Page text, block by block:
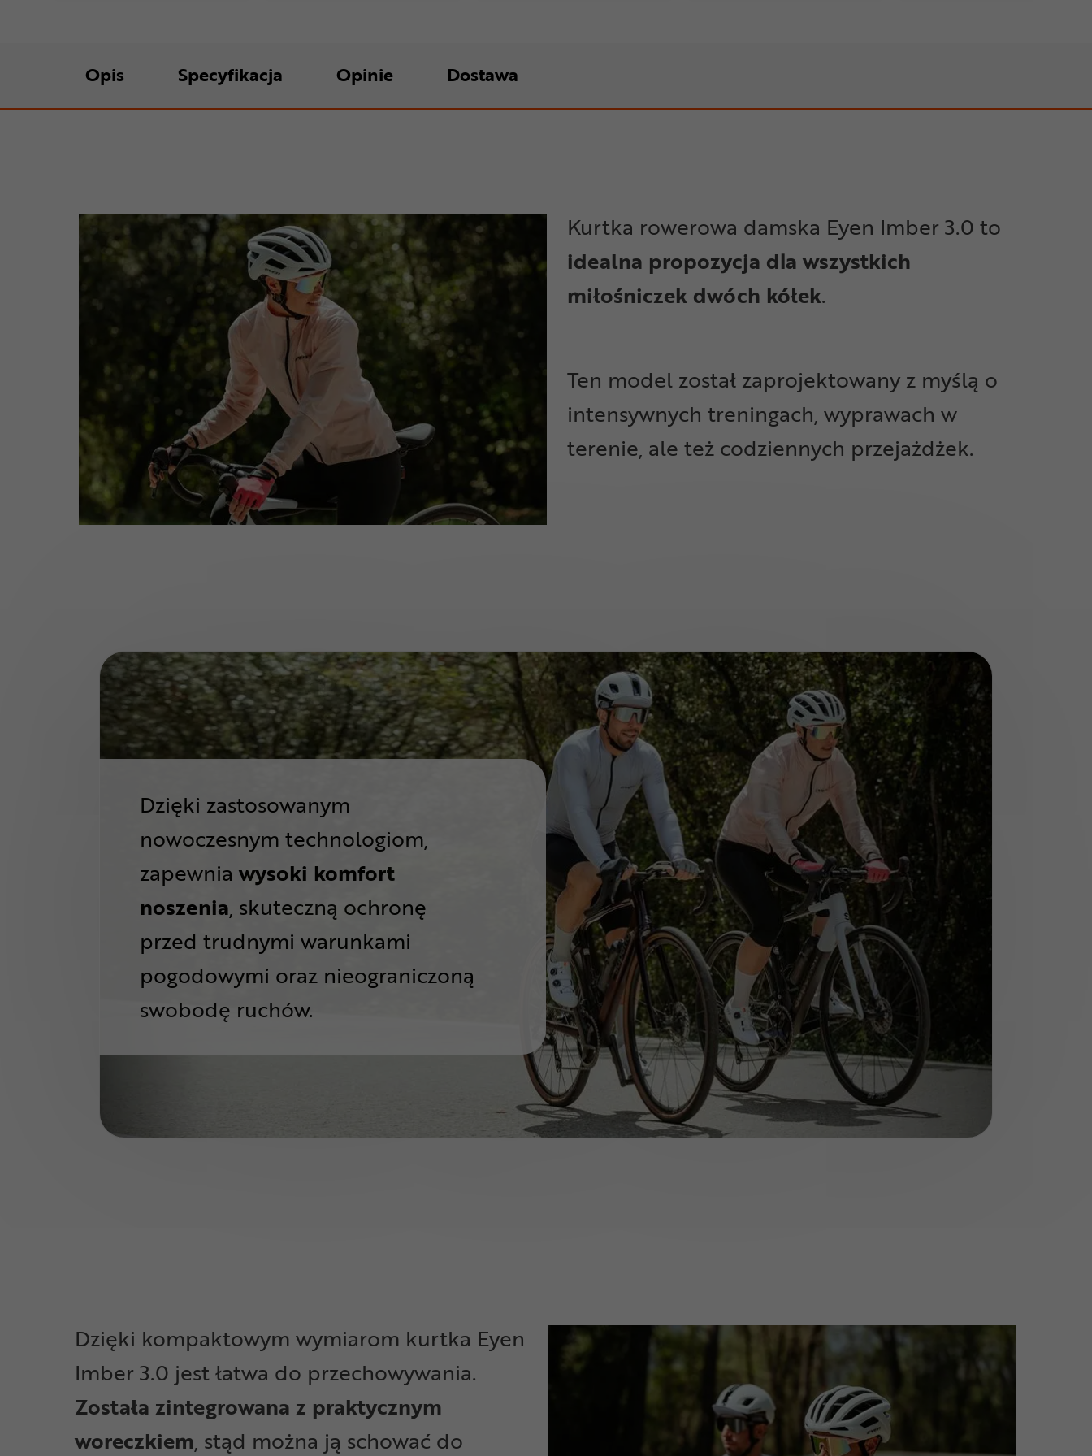
Opis Specyfikacja Opinie Dostawa
Kurtka rowerowa damska Eyen Imber 3.0 to
idealna propozycja dla wszystkich
miłośniczek dwóch kółek.
Ten model został zaprojektowany z myślą o
intensywnych treningach, wyprawach w
terenie, ale też codziennych przejażdżek.
Dzięki zastosowanym
nowoczesnym technologiom,
zapewnia wysoki komfort
noszenia, skuteczną ochronę
przed trudnymi warunkami
pogodowymi oraz nieograniczoną
swobodę ruchów.
Dzięki kompaktowym wymiarom kurtka Eyen
Imber 3.0 jest łatwa do przechowywania.
Została zintegrowana z praktycznym
woreczkiem, stąd można ją schować do